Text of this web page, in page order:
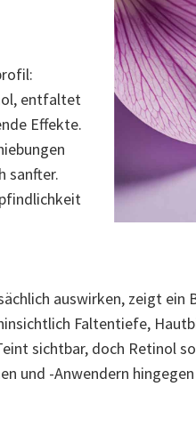
entfaltet
Effekte.
sanfter.
auswirken, zeigt ein
Faltentiefe,
sichtbar, doch Retinol
und -Anwendern